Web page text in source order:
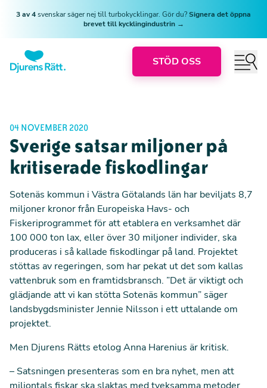
3 av 4svenskar säger nej till turbokycklingar. Gör du?Signera det öppna
brevet till kycklingindustrin →
STÖD OSS
04 NOVEMBER 2020
Sverige satsar miljoner på
kritiserade fiskodlingar
Sotenäs kommun i Västra Götalands län har beviljats 8,7
miljoner kronor från Europeiska Havs- och
Fiskeriprogrammet för att etablera en verksamhet där
100 000 ton lax, eller över 30 miljoner individer, ska
produceras i så kallade fiskodlingar på land. Projektet
stöttas av regeringen, som har pekat ut det som kallas
vattenbruk som en framtidsbransch. ”Det är viktigt och
glädjande att vi kan stötta Sotenäs kommun” säger
landsbygdsminister Jennie Nilsson i ett uttalande om
projektet.
Men Djurens Rätts etolog Anna Harenius är kritisk.
– Satsningen presenteras som en bra nyhet, men att